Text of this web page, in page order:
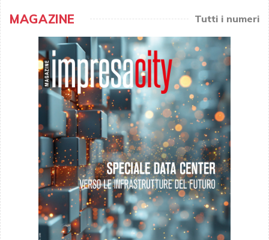
MAGAZINE Tutti i numeri